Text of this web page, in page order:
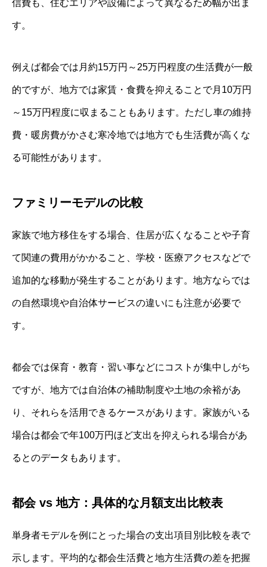
信費も、住むエリアや設備によって異なるため幅が出ま
す。
例えば都会では月約15万円～25万円程度の生活費が一般
的ですが、地方では家賃・食費を抑えることで月10万円
～15万円程度に収まることもあります。ただし車の維持
費・暖房費がかさむ寒冷地では地方でも生活費が高くな
る可能性があります。
ファミリーモデルの比較
家族で地方移住をする場合、住居が広くなることや子育
て関連の費用がかかること、学校・医療アクセスなどで
追加的な移動が発生することがあります。地方ならでは
の自然環境や自治体サービスの違いにも注意が必要で
す。
都会では保育・教育・習い事などにコストが集中しがち
ですが、地方では自治体の補助制度や土地の余裕があ
り、それらを活用できるケースがあります。家族がいる
場合は都会で年100万円ほど支出を抑えられる場合があ
るとのデータもあります。
都会 vs 地方：具体的な月額支出比較表
単身者モデルを例にとった場合の支出項目別比較を表で
示します。平均的な都会生活費と地方生活費の差を把握